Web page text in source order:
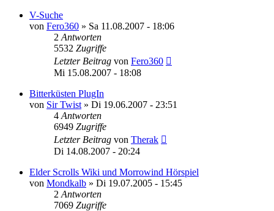
V-Suche
von Fero360 » Sa 11.08.2007 - 18:06
2 Antworten
5532 Zugriffe
Letzter Beitrag von Fero360
Mi 15.08.2007 - 18:08
Bitterküsten PlugIn
von Sir Twist » Di 19.06.2007 - 23:51
4 Antworten
6949 Zugriffe
Letzter Beitrag von Therak
Di 14.08.2007 - 20:24
Elder Scrolls Wiki und Morrowind Hörspiel
von Mondkalb » Di 19.07.2005 - 15:45
2 Antworten
7069 Zugriffe